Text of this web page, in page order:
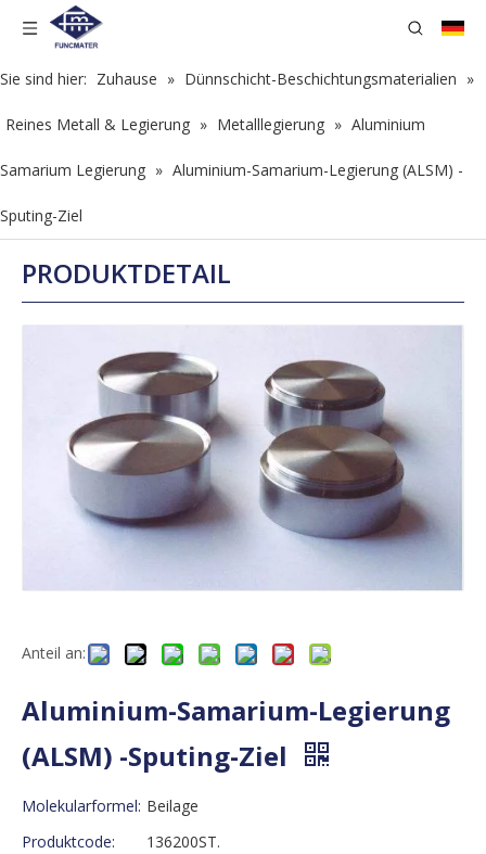
Sie sind hier: Zuhause » Dünnschicht-Beschichtungsmaterialien »
Reines Metall & Legierung » Metalllegierung » Aluminium
Samarium Legierung » Aluminium-Samarium-Legierung (ALSM) -
Sputing-Ziel
PRODUKTDETAIL
Anteil an:
Aluminium-Samarium-Legierung
(ALSM) -Sputing-Ziel
Molekularformel: Beilage
Produktcode:
136200ST.